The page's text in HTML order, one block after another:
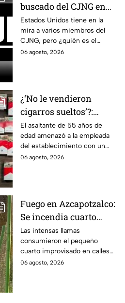
buscado del CJNG en
Estados Unidos?
Estados Unidos tiene en la
mira a varios miembros del
CJNG, pero ¿quién es el
miembro más buscado por el
06 agosto, 2026
¿‘No le vendieron
cigarros sueltos’?:
Detienen a hombre tras
asaltar una tienda y
llevarse más de 30
cajetillas en Iztapalapa
El asaltante de 55 años de
edad amenazó a la empleada
del establecimiento con un
arma de fuego, llevándose
06 agosto, 2026
Fuego en Azcapotzalco:
Se incendia cuarto
improvisado en la
Industrial Vallejo;
rompen cadenas para
combatir las llamas
Las intensas llamas
consumieron el pequeño
cuarto improvisado en calles
de Azcapotzalco; bomberos
06 agosto, 2026